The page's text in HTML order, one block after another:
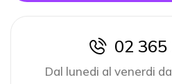
icon
02 365
Dal lunedi al venerdi